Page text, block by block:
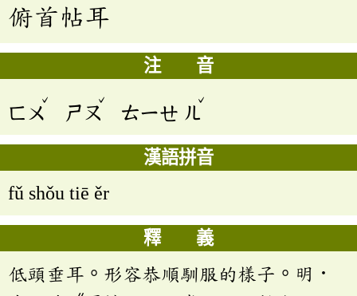
俯首帖耳
注 音
ㄈㄨ
ˇ
ㄕㄡ
ˇ
ㄊㄧㄝ ㄦ
ˇ
漢語拼音
fǔ shǒu tiē ěr
釋 義
低頭垂耳。形容恭順馴服的樣子。明．